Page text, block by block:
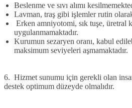
Beslenme ve sıvı alımı
Lavman, traş gibi işlemler rutin
Erken amniyotomi, sık tuşe, üretral
uygulanmamaktadır.
Kurumun sezaryen oranı, kabul
maksimum seviyeleri aşmamaktadır.
6. Hizmet sunumu için gerekli olan
destek optimum düzeyde olmalıdır.